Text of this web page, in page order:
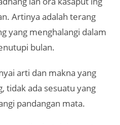
Artinya adalah terang
yang menghalangi dalam
bulan.
arti dan makna yang
tidak ada sesuatu yang
pandangan mata.